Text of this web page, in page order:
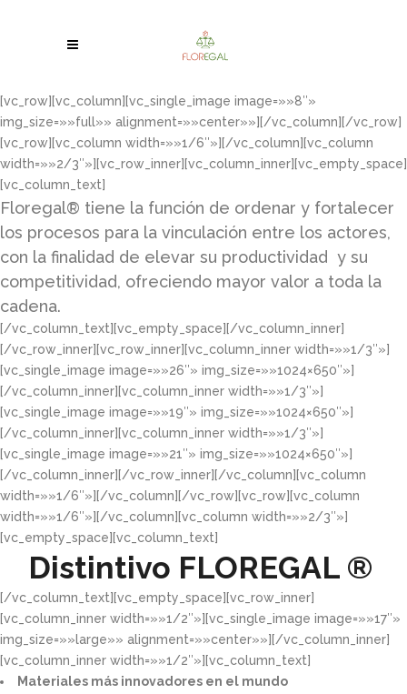
[vc_row][vc_column][vc_single_image image=»»8″»
img_size=»»full»» alignment=»»center»»][/vc_column][/vc_row]
[vc_row][vc_column width=»»1/6″»][/vc_column][vc_column
width=»»2/3″»][vc_row_inner][vc_column_inner][vc_empty_space]
[vc_column_text]
Floregal® tiene la función de ordenar y fortalecer
los procesos para la vinculación entre los actores,
con la finalidad de elevar su productividad y su
competitividad, ofreciendo mayor valor a toda la
cadena.
[/vc_column_text][vc_empty_space][/vc_column_inner]
[/vc_row_inner][vc_row_inner][vc_column_inner width=»»1/3″»]
[vc_single_image image=»»26″» img_size=»»1024×650″»]
[/vc_column_inner][vc_column_inner width=»»1/3″»]
[vc_single_image image=»»19″» img_size=»»1024×650″»]
[/vc_column_inner][vc_column_inner width=»»1/3″»]
[vc_single_image image=»»21″» img_size=»»1024×650″»]
[/vc_column_inner][/vc_row_inner][/vc_column][vc_column
width=»»1/6″»][/vc_column][/vc_row][vc_row][vc_column
width=»»1/6″»][/vc_column][vc_column width=»»2/3″»]
[vc_empty_space][vc_column_text]
Distintivo FLOREGAL ®
[/vc_column_text][vc_empty_space][vc_row_inner]
[vc_column_inner width=»»1/2″»][vc_single_image image=»»17″»
img_size=»»large»» alignment=»»center»»][/vc_column_inner]
[vc_column_inner width=»»1/2″»][vc_column_text]
Materiales más innovadores en el mundo​